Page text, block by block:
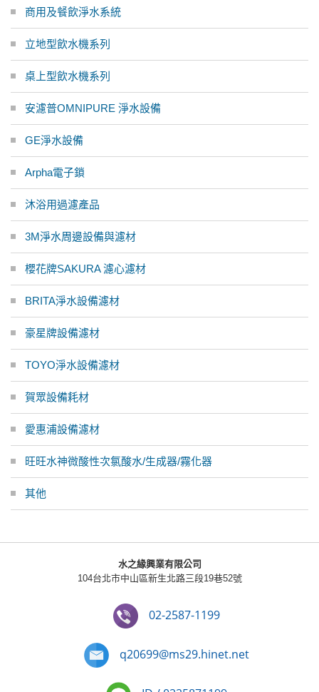
商用及餐飲淨水系統
立地型飲水機系列
桌上型飲水機系列
安濾普OMNIPURE 淨水設備
GE淨水設備
Arpha電子鎖
沐浴用過濾產品
3M淨水周邊設備與濾材
櫻花牌SAKURA 濾心濾材
BRITA淨水設備濾材
豪星牌設備濾材
TOYO淨水設備濾材
賀眾設備耗材
愛惠浦設備濾材
旺旺水神微酸性次氯酸水/生成器/霧化器
其他
水之緣興業有限公司
104台北市中山區新生北路三段19巷52號
02-2587-1199
q20699@ms29.hinet.net